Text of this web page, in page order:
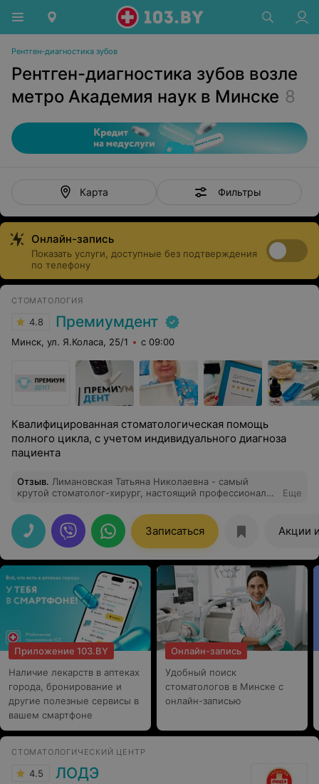
Рентген-диагностика зубов
Рентген-диагностика зубов возле
метро Академия наук в Минске 8
Карта Фильтры
Онлайн-запись
Показать услуги, доступные без подтверждения
по телефону
СТОМАТОЛОГИЯ
4.8 Премиумдент
Минск, ул. Я.Коласа, 25/1 с 09:00
Квалифицированная стоматологическая помощь
полного цикла, с учетом индивидуального диагноза
пациента
Отзыв. Лимановская Татьяна Николаевна - самый
крутой стоматолог-хирург, настоящий профессионал
(нижняя восьмёрка). Татьяна Николаевна перед
процедурой развеяла все мои переживания. А в
процессе удаления, объясняла свои действия
понятным языком. Свою работу выполнила очень
аккуратно, поэтому я не чувствовал сильного
врачу, у которого столь трепетное отношение к
пациентам
Еще
Записаться Акции
Приложение 103.BY
Наличие лекарств в аптеках
города, бронирование и
другие полезные сервисы в
вашем смартфоне
Онлайн-запись
Удобный поиск
стоматологов в Минске с
онлайн-записью
СТОМАТОЛОГИЧЕСКИЙ ЦЕНТР
4.5 ЛОДЭ